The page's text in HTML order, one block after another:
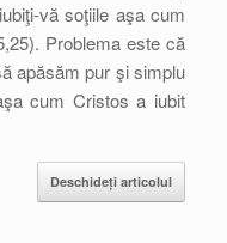
vă soţiile aşa cum
Problema este că
apăsăm pur şi simplu
cum Cristos a iubit
Deschideți articolul